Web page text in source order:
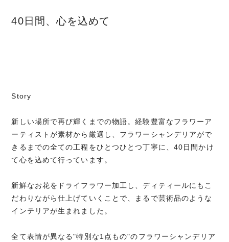
40日間、心を込めて
Story
新しい場所で再び輝くまでの物語。経験豊富なフラワーア
ーティストが素材から厳選し、フラワーシャンデリアがで
きるまでの全ての工程をひとつひとつ丁寧に、40日間かけ
て心を込めて行っています。
新鮮なお花をドライフラワー加工し、ディティールにもこ
だわりながら仕上げていくことで、まるで芸術品のような
インテリアが生まれました。
全て表情が異なる"特別な1点もの"のフラワーシャンデリア